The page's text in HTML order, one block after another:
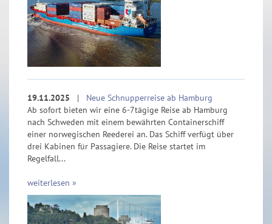
19.11.2025 | Neue Schnupperreise ab Hamburg
Ab sofort bieten wir eine 6-7tägige Reise ab Hamburg
nach Schweden mit einem bewährten Containerschiff
einer norwegischen Reederei an. Das Schiff verfügt über
drei Kabinen für Passagiere. Die Reise startet im
Regelfall...
weiterlesen »